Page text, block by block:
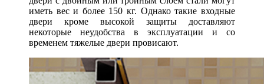
иметь вес и более 150 кг. Однако такие входные
двери кроме высокой защиты доставляют
некоторые неудобства в эксплуатации и со
временем тяжелые двери провисают.